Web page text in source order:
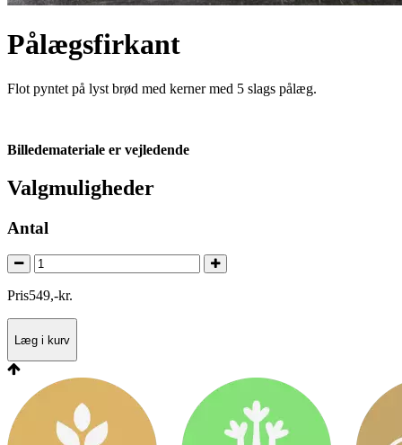
Pålægsfirkant
Flot pyntet på lyst brød med kerner med 5 slags pålæg.
Billedemateriale er vejledende
Valgmuligheder
Antal
Pris549,-kr.
Læg i kurv